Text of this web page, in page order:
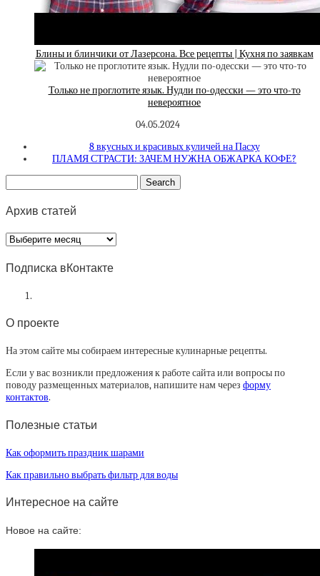
Блины и блинчики от Лазерсона. Все рецепты | Кухня по заявкам
Только не проглотите язык. Нудли по-одесски — это что-то
невероятное
04.05.2024
8 вкусных и красивых куличей на Пасху
ПЛАМЯ СТРАСТИ: ЗАЧЕМ НУЖНА ОБЖАРКА КОФЕ?
Архив статей
Архив
статей
Подписка вКонтакте
О проекте
На этом сайте мы собираем интересные кулинарные рецепты.
Если у вас возникли предложения к работе сайта или вопросы по
поводу размещенных материалов, напишите нам через форму
контактов.
Полезные статьи
Как оформить праздник шарами
Как правильно выбрать фильтр для воды
Интересное на сайте
Новое на сайте: